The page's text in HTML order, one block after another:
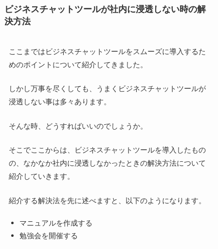
ビジネスチャットツールが社内に浸透しない時の解
決方法
ここまではビジネスチャットツールをスムーズに導入するた
めのポイントについて紹介してきました。
しかし万事を尽くしても、うまくビジネスチャットツールが
浸透しない事は多々あります。
そんな時、どうすればいいのでしょうか。
そこでここからは、ビジネスチャットツールを導入したもの
の、なかなか社内に浸透しなかったときの解決方法について
紹介していきます。
紹介する解決法を先に述べますと、以下のようになります。
マニュアルを作成する
勉強会を開催する